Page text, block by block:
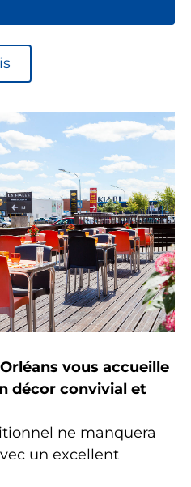
vous accueille
décor convivial et
ne manquera
un excellent